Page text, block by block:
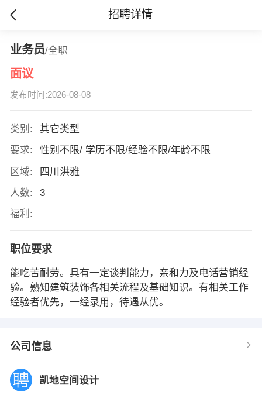
招聘详情
业务员/全职
面议
发布时间:2026-08-08
类别:
其它类型
要求:
性别不限/ 学历不限/经验不限/年龄不限
区域:
四川洪雅
人数:
3
福利:
职位要求
能吃苦耐劳。具有一定谈判能力，亲和力及电话营销经
验。熟知建筑装饰各相关流程及基础知识。有相关工作
经验者优先，一经录用，待遇从优。
公司信息
凯地空间设计